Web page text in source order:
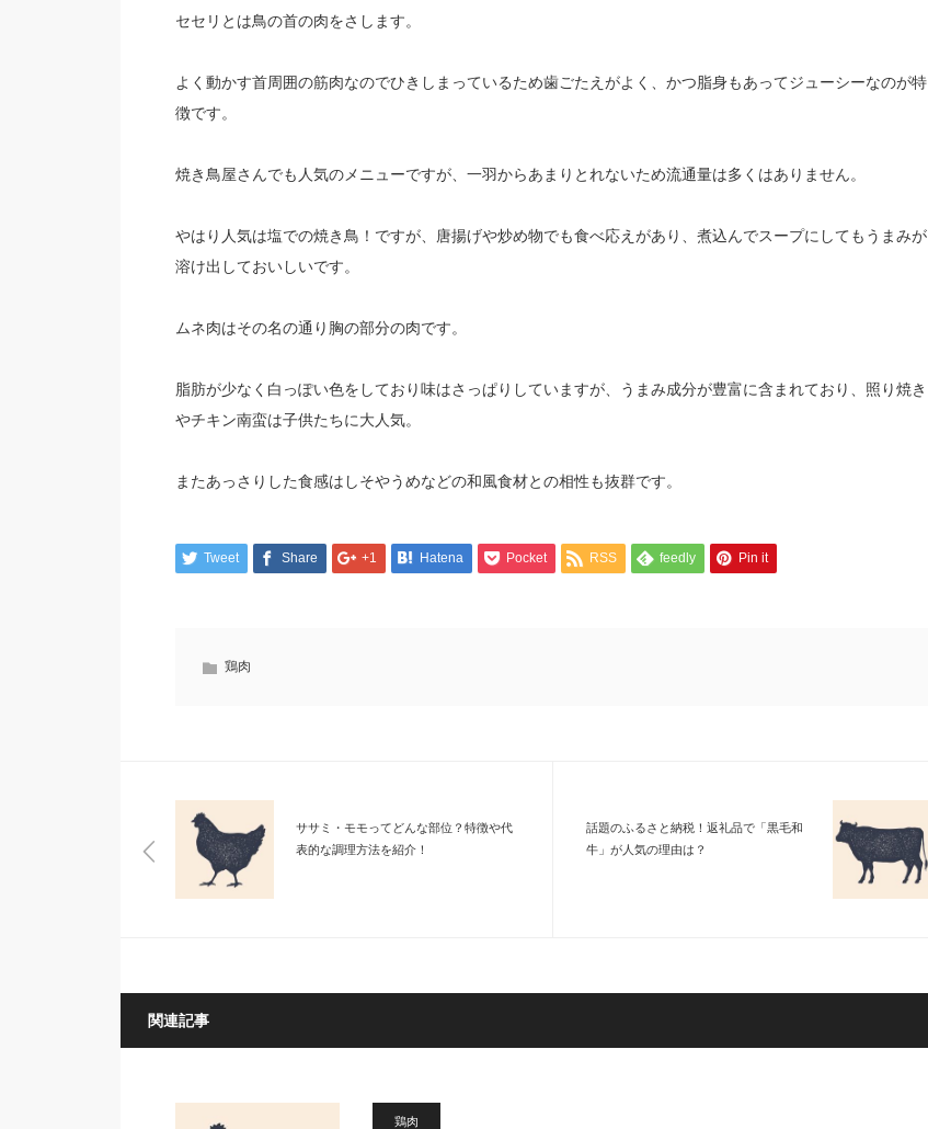
セセリとは鳥の首の肉をさします。
よく動かす首周囲の筋肉なのでひきしまっているため歯ごたえがよく、かつ脂身もあってジューシーなのが特
徴です。
焼き鳥屋さんでも人気のメニューですが、一羽からあまりとれないため流通量は多くはありません。
やはり人気は塩での焼き鳥！ですが、唐揚げや炒め物でも食べ応えがあり、煮込んでスープにしてもうまみが
溶け出しておいしいです。
ムネ肉はその名の通り胸の部分の肉です。
脂肪が少なく白っぽい色をしており味はさっぱりしていますが、うまみ成分が豊富に含まれており、照り焼き
やチキン南蛮は子供たちに大人気。
またあっさりした食感はしそやうめなどの和風食材との相性も抜群です。
Tweet Share +1 Hatena Pocket RSS feedly Pin it
鶏肉
ササミ・モモってどんな部位？特徴や代
表的な調理方法を紹介！
話題のふるさと納税！返礼品で「黒毛和
牛」が人気の理由は？
関連記事
鶏肉